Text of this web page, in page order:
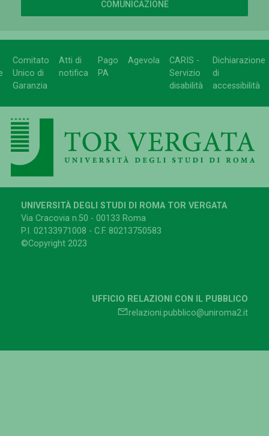
COMUNICAZIONE
Comitato
Unico di
Garanzia
Atti di
notifica
Pago
PA
Agevola
CARIS -
Servizio
disabilità
Dichiarazione
di
accessibilità
UNIVERSITÀ DEGLI STUDI DI ROMA TOR VERGATA
Via Cracovia n.50 - 00133 Roma
P.I. 02133971008 - C.F. 80213750583
©Copyright 2023
UFFICIO RELAZIONI CON IL PUBBLICO
relazioni.pubblico@uniroma2.it